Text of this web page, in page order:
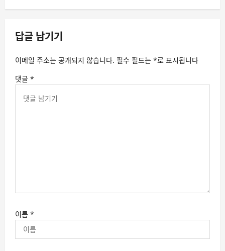
답글 남기기
이메일 주소는 공개되지 않습니다. 필수 필드는 *로 표시됩니다
댓글 *
이름 *